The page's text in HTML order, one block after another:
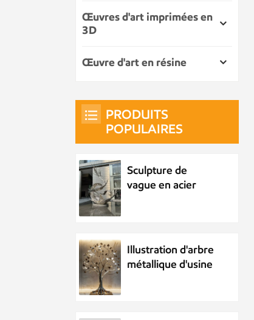
Œuvres d'art imprimées en
3D
Œuvre d'art en résine
PRODUITS
POPULAIRES
Sculpture de
vague en acier
Illustration d'arbre
métallique d'usine